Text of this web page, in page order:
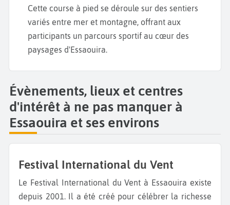
Cette course à pied se déroule sur des sentiers
variés entre mer et montagne, offrant aux
participants un parcours sportif au cœur des
paysages d'Essaouira.
Évènements, lieux et centres
d'intérêt à ne pas manquer à
Essaouira et ses environs
Festival International du Vent
Le Festival International du Vent à Essaouira existe
depuis 2001. Il a été créé pour célébrer la richesse